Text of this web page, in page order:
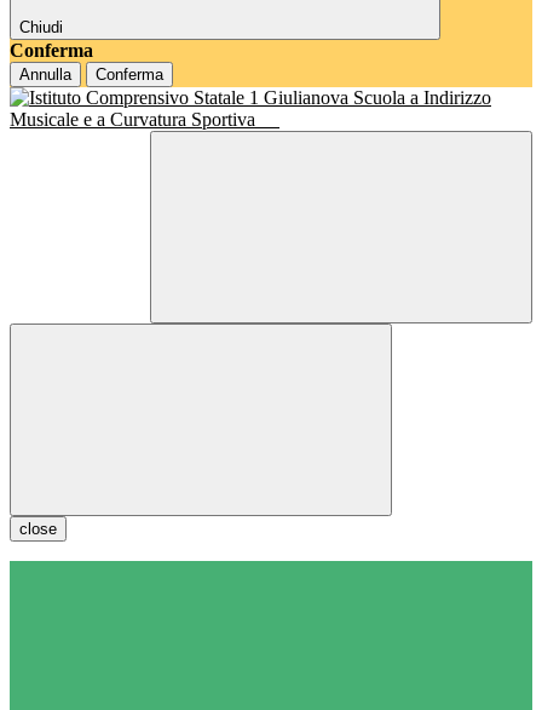
Chiudi
Conferma
Annulla Conferma
Scuola a Indirizzo
Musicale e a Curvatura Sportiva
close